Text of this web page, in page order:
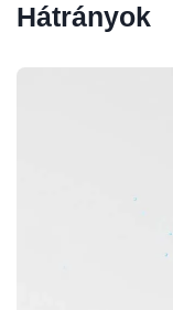
Hátrányok